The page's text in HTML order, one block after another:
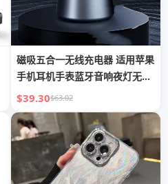
磁吸五合一无线充电器 适用苹果
手机耳机手表蓝牙音响夜灯无线
充
$39.30$63.02